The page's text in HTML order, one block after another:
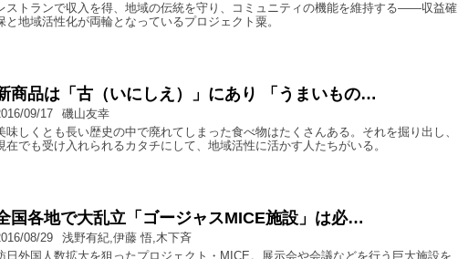
ストランで収入を得、地域の伝統を守り、コミュニティの機能を維持する――収益確
と地域活性化が両輪となっているプロジェクト粟。
商品は「古（いにしえ）」にあり 「うまいもの…
09/17
磯山友幸
味しくとも長い歴史の中で廃れてしまった食べ物はたくさんある。それを掘り出し、
在でも受け入れられるカタチにして、地域活性に活かす人たちがいる。
国各地で大乱立「ゴージャスMICE施設」は必…
08/29
浅野有紀,伊藤 悟,木下斉
日外国人数拡大を狙ったプロジェクト・MICE。展示会や会議などを行う巨大施設を